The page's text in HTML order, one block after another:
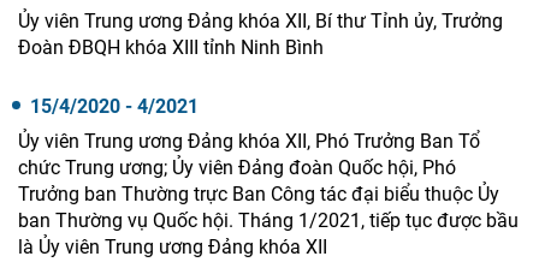
Ủy viên Trung ương Đảng khóa XII, Bí thư Tỉnh ủy, Trưởng
Đoàn ĐBQH khóa XIII tỉnh Ninh Bình
15/4/2020 - 4/2021
Ủy viên Trung ương Đảng khóa XII, Phó Trưởng Ban Tổ
chức Trung ương; Ủy viên Đảng đoàn Quốc hội, Phó
Trưởng ban Thường trực Ban Công tác đại biểu thuộc Ủy
ban Thường vụ Quốc hội. Tháng 1/2021, tiếp tục được bầu
là Ủy viên Trung ương Đảng khóa XII